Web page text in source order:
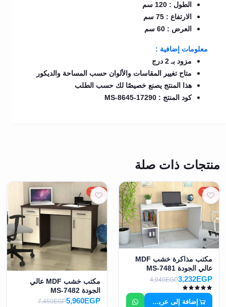
الطول : 120 سم
الارتفاع : 75 سم
العرض : 60 سم
معلومات إضافية :
مزود بـ 2 درج
متاح تغيير المقاسات والألوان حسب المساحة والديكور
هذا المنتج يصنع خصيصًا لك حسب الطلب
كود المنتج : MS-8645-17290
منتجات ذات صلة
20%
مكتب مذاكرة خشب MDF
عالي الجودة MS-7481
3,232EGP
4,040EGP
إضافة إلى عربة التسوق
20%
مكتب خشب MDF عالي
الجودة MS-7482
5,960EGP
7,450EGP